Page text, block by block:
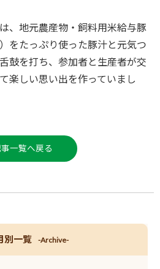
、地元農産物・飼料用米給与豚
をたっぷり使った豚汁と元気つ
鼓を打ち、参加者と生産者が交
楽しい思い出を作っていまし
一覧へ戻る
別一覧 -Archive-